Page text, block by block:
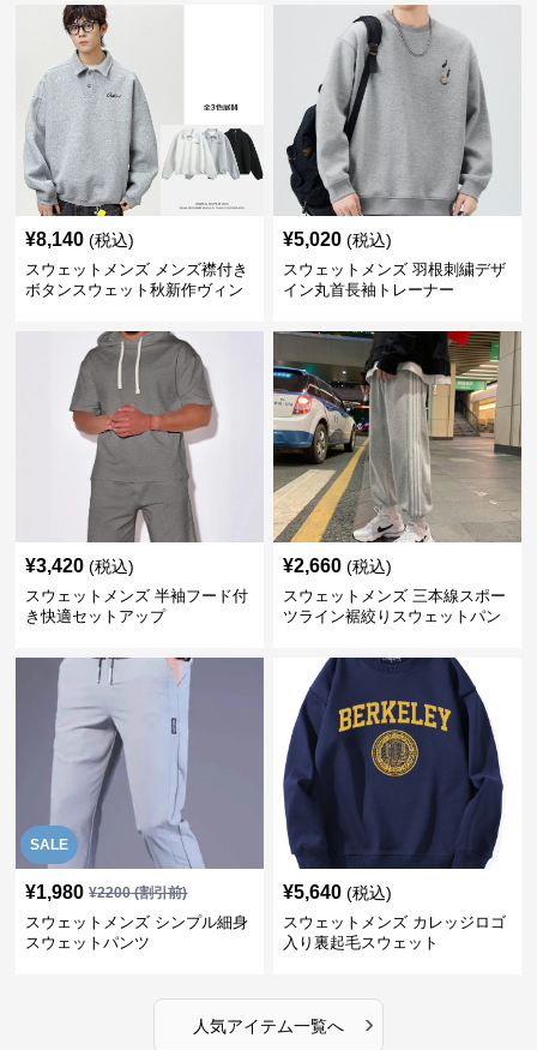
¥8,140 (税込)
スウェットメンズ メンズ襟付き
ボタンスウェット秋新作ヴィン
¥5,020 (税込)
スウェットメンズ 羽根刺繍デザ
イン丸首長袖トレーナー
¥3,420 (税込)
スウェットメンズ 半袖フード付
き快適セットアップ
¥2,660 (税込)
スウェットメンズ 三本線スポー
ツライン裾絞りスウェットパン
SALE
¥1,980 ¥2200(割引前)
スウェットメンズ シンプル細身
スウェットパンツ
¥5,640 (税込)
スウェットメンズ カレッジロゴ
入り裏起毛スウェット
人気アイテム一覧へ ›